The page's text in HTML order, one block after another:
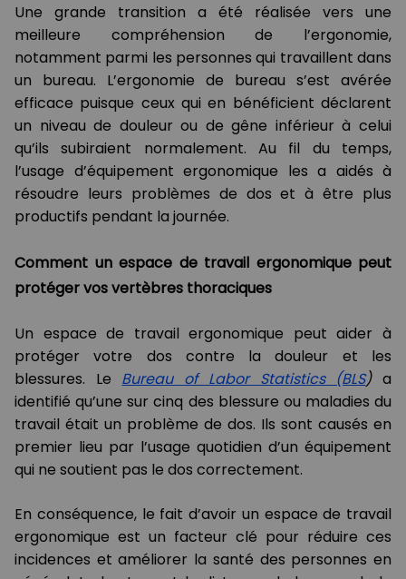
Une grande transition a été réalisée vers une
meilleure compréhension de l’ergonomie,
notamment parmi les personnes qui travaillent dans
un bureau. L’ergonomie de bureau s’est avérée
efficace puisque ceux qui en bénéficient déclarent
un niveau de douleur ou de gêne inférieur à celui
qu’ils subiraient normalement. Au fil du temps,
l’usage d’équipement ergonomique les a aidés à
résoudre leurs problèmes de dos et à être plus
productifs pendant la journée.
Comment un espace de travail ergonomique peut
protéger vos vertèbres thoraciques
Un espace de travail ergonomique peut aider à
protéger votre dos contre la douleur et les
blessures. Le Bureau of Labor Statistics (BLS)a
identifié qu’une sur cinq des blessure ou maladies du
travail était un problème de dos. Ils sont causés en
premier lieu par l’usage quotidien d’un équipement
qui ne soutient pas le dos correctement.
En conséquence, le fait d’avoir un espace de travail
ergonomique est un facteur clé pour réduire ces
incidences et améliorer la santé des personnes en